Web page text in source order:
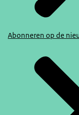
Abonneren op de